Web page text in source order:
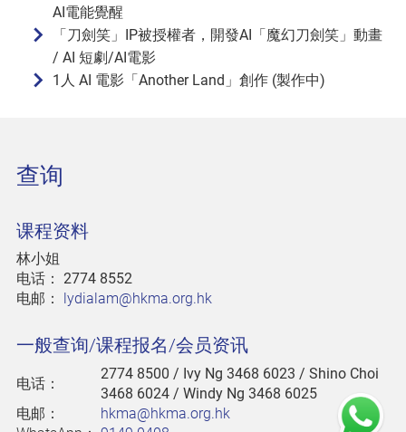
AI電能覺醒
「刀劍笑」IP被授權者，開發AI「魔幻刀劍笑」動畫
/ AI 短劇/AI電影
1人 AI 電影「Another Land」創作 (製作中)
查询
课程资料
林小姐
电话： 2774 8552
电邮：
lydialam@hkma.org.hk
一般查询/课程报名/会员资讯
电话：
2774 8500 / Ivy Ng 3468 6023 / Shino Choi
3468 6024 / Windy Ng 3468 6025
电邮：
hkma@hkma.org.hk